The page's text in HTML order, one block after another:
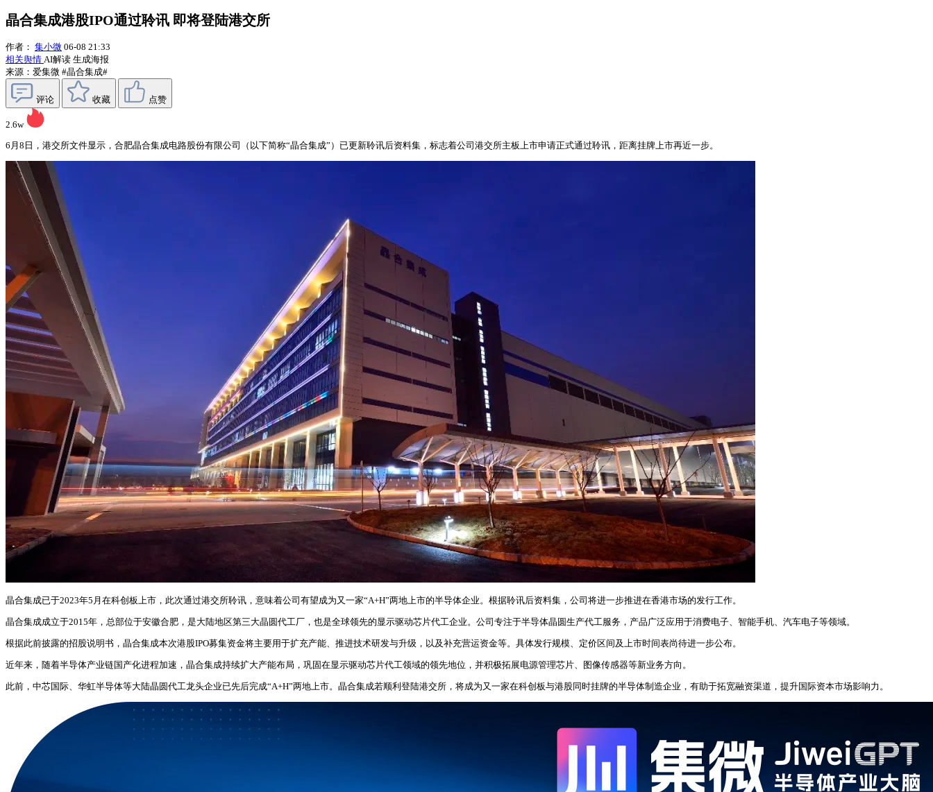
晶合集成港股IPO通过聆讯 即将登陆港交所
作者： 集小微 06-08 21:33
相关舆情 AI解读 生成海报
来源：爱集微 #晶合集成#
评论 收藏 点赞
2.6w
6月8日，港交所文件显示，合肥晶合集成电路股份有限公司（以下简称“晶合集成”）已更新聆讯后资料集，标志着公司港交所主板上市申请正式通过聆讯，距离挂牌上市再近一步。
晶合集成已于2023年5月在科创板上市，此次通过港交所聆讯，意味着公司有望成为又一家“A+H”两地上市的半导体企业。根据聆讯后资料集，公司将进一步推进在香港市场的发行工作。
晶合集成成立于2015年，总部位于安徽合肥，是大陆地区第三大晶圆代工厂，也是全球领先的显示驱动芯片代工企业。公司专注于半导体晶圆生产代工服务，产品广泛应用于消费电子、智能手机、汽车电子等领域。
根据此前披露的招股说明书，晶合集成本次港股IPO募集资金将主要用于扩充产能、推进技术研发与升级，以及补充营运资金等。具体发行规模、定价区间及上市时间表尚待进一步公布。
近年来，随着半导体产业链国产化进程加速，晶合集成持续扩大产能布局，巩固在显示驱动芯片代工领域的领先地位，并积极拓展电源管理芯片、图像传感器等新业务方向。
此前，中芯国际、华虹半导体等大陆晶圆代工龙头企业已先后完成“A+H”两地上市。晶合集成若顺利登陆港交所，将成为又一家在科创板与港股同时挂牌的半导体制造企业，有助于拓宽融资渠道，提升国际资本市场影响力。